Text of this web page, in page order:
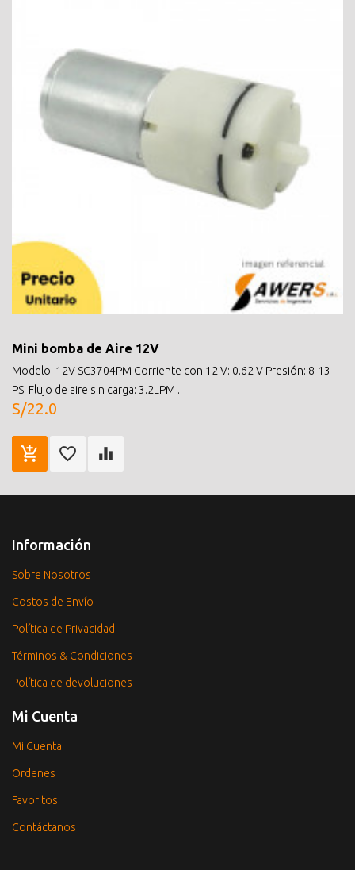
Mini bomba de Aire 12V
Modelo: 12V SC3704PM Corriente con 12 V: 0.62 V Presión: 8-13
PSI Flujo de aire sin carga: 3.2LPM ..
S/22.0
Información
Sobre Nosotros
Costos de Envío
Política de Privacidad
Términos & Condiciones
Política de devoluciones
Mi Cuenta
Mi Cuenta
Ordenes
Favoritos
Contáctanos